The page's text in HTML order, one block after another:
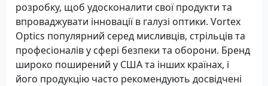
розробку, щоб удосконалити свої продукти та
впроваджувати інновації в галузі оптики. Vortex
Optics популярний серед мисливців, стрільців та
професіоналів у сфері безпеки та оборони. Бренд
широко поширений у США та інших країнах, і
його продукцію часто рекомендують досвідчені